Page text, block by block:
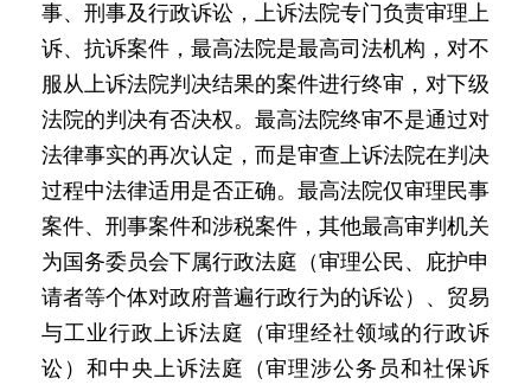
事、刑事及行政诉讼，上诉法院专门负责审理上
诉、抗诉案件，最高法院是最高司法机构，对不
服从上诉法院判决结果的案件进行终审，对下级
法院的判决有否决权。最高法院终审不是通过对
法律事实的再次认定，而是审查上诉法院在判决
过程中法律适用是否正确。最高法院仅审理民事
案件、刑事案件和涉税案件，其他最高审判机关
为国务委员会下属行政法庭（审理公民、庇护申
请者等个体对政府普遍行政行为的诉讼）、贸易
与工业行政上诉法庭（审理经社领域的行政诉
讼）和中央上诉法庭（审理涉公务员和社保诉